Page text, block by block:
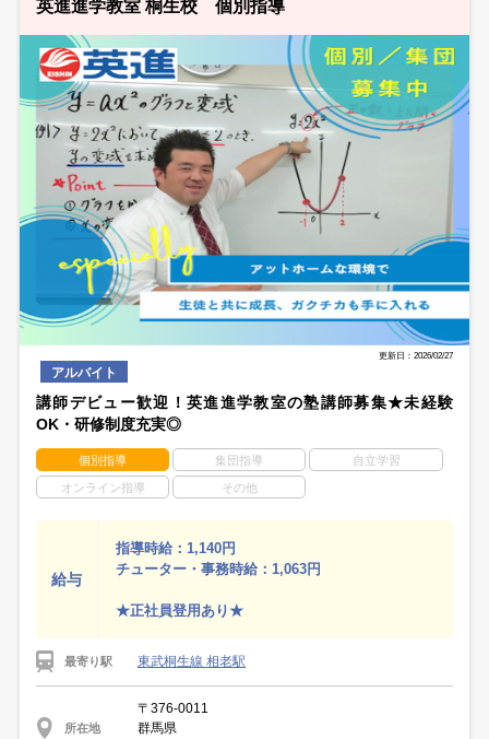
英進進学教室 桐生校 個別指導
更新日：2026/02/27
アルバイト
講師デビュー歓迎！英進進学教室の塾講師募集★未経験
OK・研修制度充実◎
個別指導 集団指導 自立学習
オンライン指導 その他
給与
指導時給：1,140円
チューター・事務時給：1,063円
★正社員登用あり★
最寄り駅 東武桐生線 相老駅
所在地
〒376-0011
群馬県